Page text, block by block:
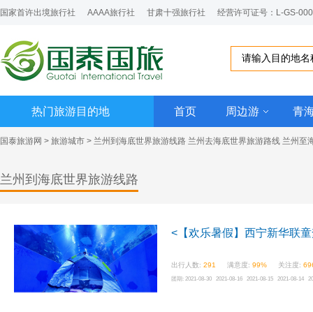
国家首许出境旅行社 AAAA旅行社 甘肃十强旅行社 经营许可证号：L-GS-
热门旅游目的地 首页 周边游 青
国泰旅游网 > 旅游城市 > 兰州到海底世界旅游线路 兰州去海底世界旅游路线 兰州至
兰州到海底世界旅游线路
<【欢乐暑假】西宁新华联
出行人数: 291 满意度: 99% 关注度:
团期: 2021-08-30 2021-08-16 2021-08-15 2021-08-14